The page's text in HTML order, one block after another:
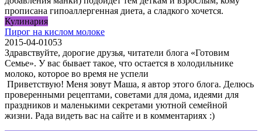
прописана гипоаллергенная диета, а сладкого хочется.
Кулинария
Пирог на кислом молоке
2015-04-01053
Здравствуйте, дорогие друзья, читатели блога «Готовим
Семье». У вас бывает такое, что остается в холодильнике
молоко, которое во время не успели
Приветствую! Меня зовут Маша, я автор этого блога. Делюсь
проверенными рецептами, советами для дома, идеями для
праздников и маленькими секретами уютной семейной
жизни. Рада видеть вас на сайте и в комментариях :)